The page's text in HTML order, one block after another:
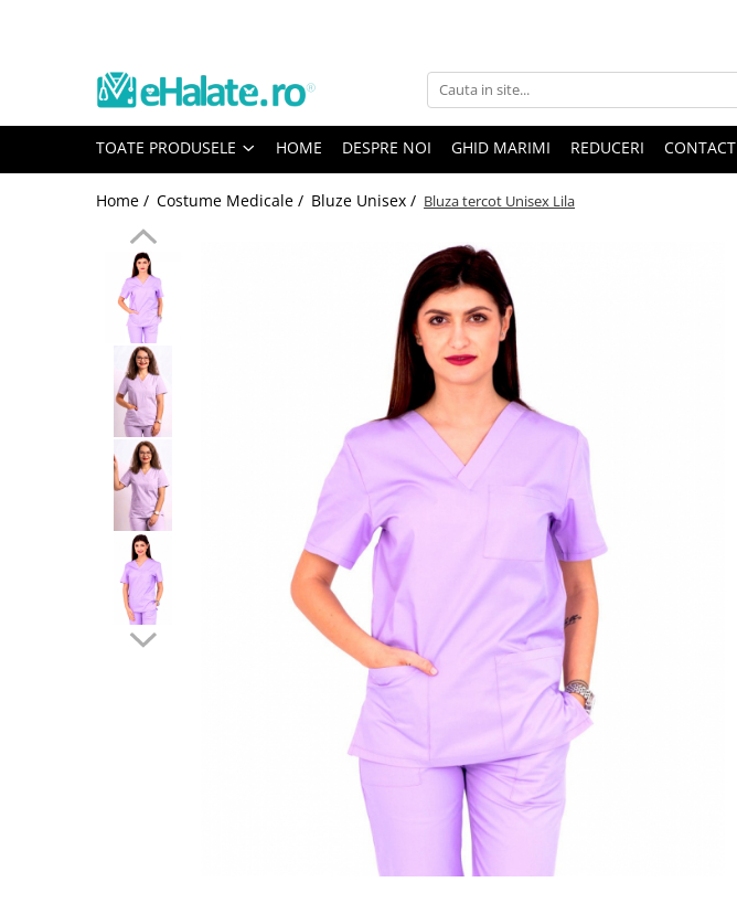
Toate Produsele
Bluze Unisex
Bluze unisex cu imprimeuri
Bluze medicale uni
Halate medicale
Halate Bianca
Halate medicale femei
Halate medicale barbati
Halate medicale P2 cu fluturas
Halate medicale cu nasturi
Halate medicale cu fermoar
Halate medicale polar - unisex
TOATE PRODUSELE HOME DESPRE NOI GHID MARIMI REDUCERI CONTACT
Home / Costume Medicale / Bluze Unisex / Bluza tercot Unisex Lila